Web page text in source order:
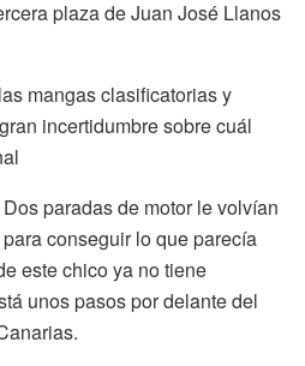
plaza de Juan José Llanos
mangas clasificatorias y
incertidumbre sobre cuál
paradas de motor le volvían
conseguir lo que parecía
este chico ya no tiene
unos pasos por delante del